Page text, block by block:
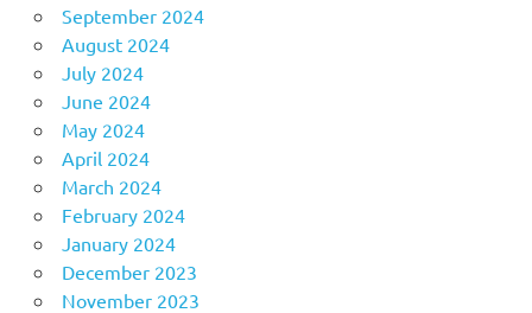
September 2024
August 2024
July 2024
June 2024
May 2024
April 2024
March 2024
February 2024
January 2024
December 2023
November 2023